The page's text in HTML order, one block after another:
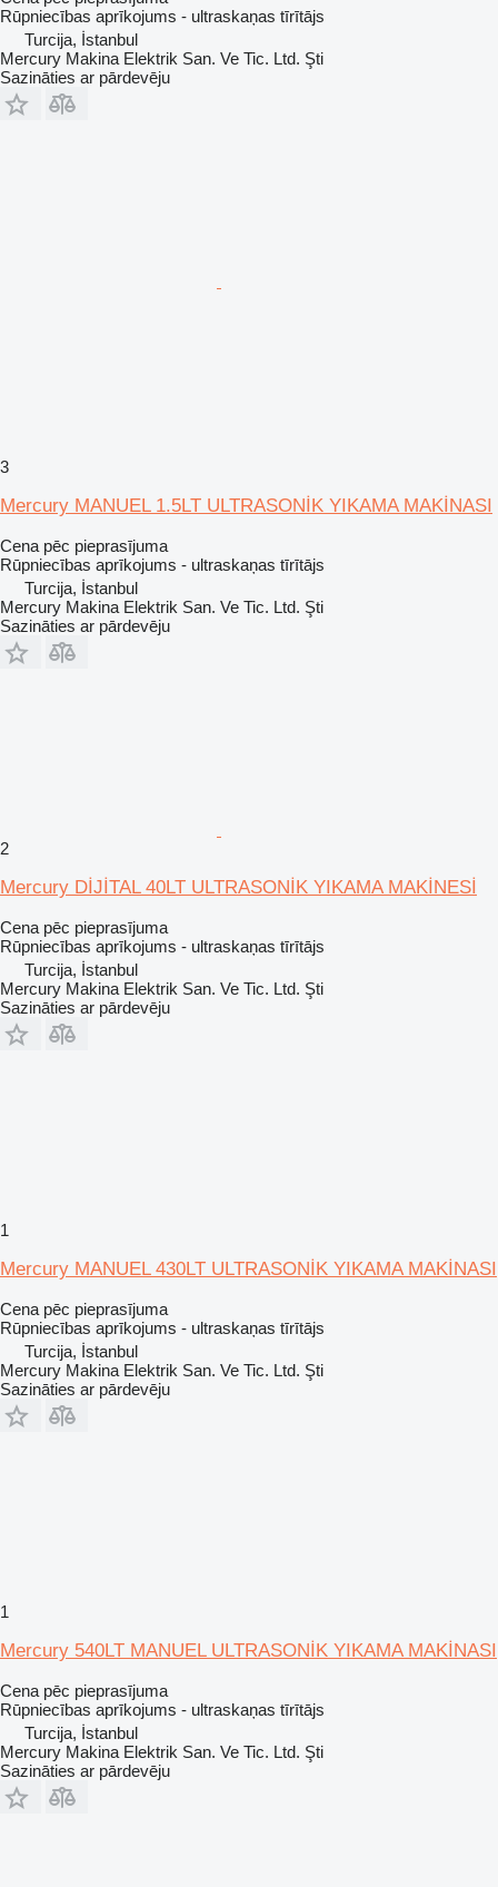
Rūpniecības aprīkojums - ultraskaņas tīrītājs
Turcija, İstanbul
Mercury Makina Elektrik San. Ve Tic. Ltd. Şti
Sazināties ar pārdevēju
3
Mercury MANUEL 1.5LT ULTRASONİK YIKAMA MAKİNASI
Cena pēc pieprasījuma
Rūpniecības aprīkojums - ultraskaņas tīrītājs
Turcija, İstanbul
Mercury Makina Elektrik San. Ve Tic. Ltd. Şti
Sazināties ar pārdevēju
2
Mercury DİJİTAL 40LT ULTRASONİK YIKAMA MAKİNESİ
Cena pēc pieprasījuma
Rūpniecības aprīkojums - ultraskaņas tīrītājs
Turcija, İstanbul
Mercury Makina Elektrik San. Ve Tic. Ltd. Şti
Sazināties ar pārdevēju
1
Mercury MANUEL 430LT ULTRASONİK YIKAMA MAKİNASI
Cena pēc pieprasījuma
Rūpniecības aprīkojums - ultraskaņas tīrītājs
Turcija, İstanbul
Mercury Makina Elektrik San. Ve Tic. Ltd. Şti
Sazināties ar pārdevēju
1
Mercury 540LT MANUEL ULTRASONİK YIKAMA MAKİNASI
Cena pēc pieprasījuma
Rūpniecības aprīkojums - ultraskaņas tīrītājs
Turcija, İstanbul
Mercury Makina Elektrik San. Ve Tic. Ltd. Şti
Sazināties ar pārdevēju